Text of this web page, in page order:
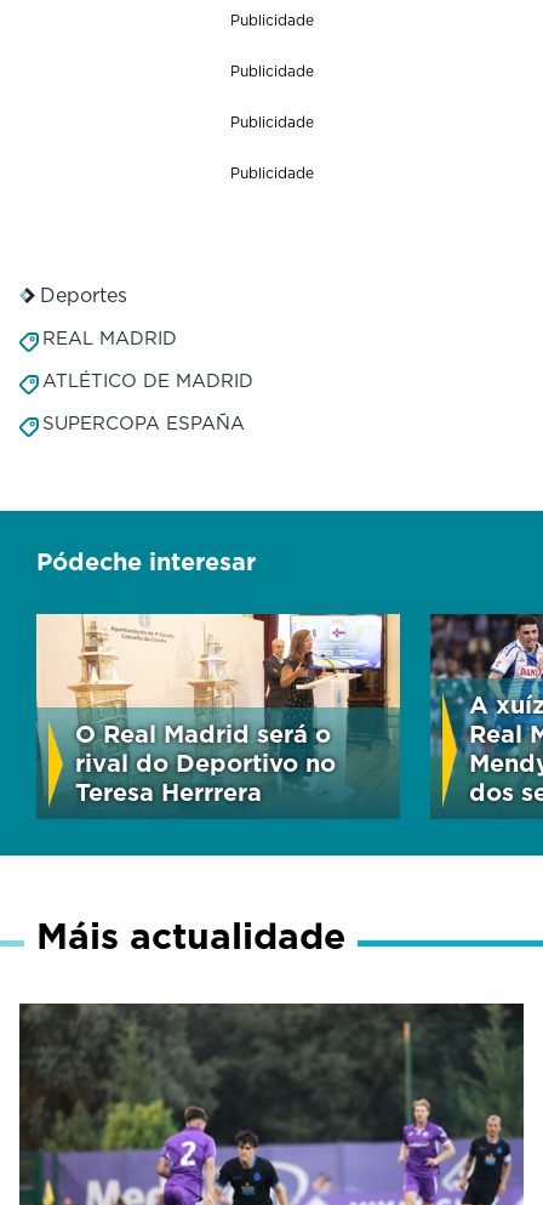
Publicidade
Publicidade
Publicidade
Publicidade
Deportes
REAL MADRID
ATLÉTICO DE MADRID
SUPERCOPA ESPAÑA
Pódeche interesar
O Real Madrid será o
rival do Deportivo no
Teresa Herrrera
A
Real
dos
Máis actualidade